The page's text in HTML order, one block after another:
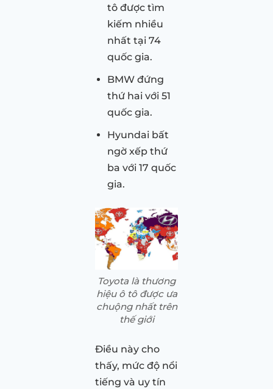
tô được tìm
kiếm nhiều
nhất tại 74
quốc gia.
BMW đứng
thứ hai với 51
quốc gia.
Hyundai bất
ngờ xếp thứ
ba với 17 quốc
gia.
Toyota là thương
hiệu ô tô được ưa
chuộng nhất trên
thế giới
Điều này cho
thấy, mức độ nổi
tiếng và uy tín